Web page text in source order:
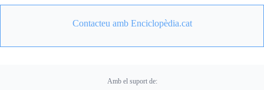
Contacteu amb Enciclopèdia.cat
Amb el suport de: